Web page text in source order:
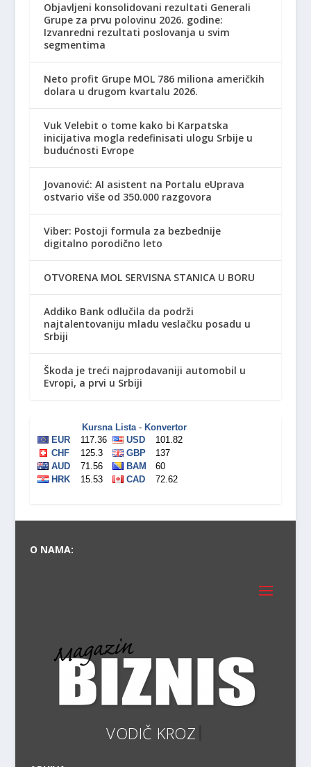
Objavljeni konsolidovani rezultati Generali
Grupe za prvu polovinu 2026. godine:
Izvanredni rezultati poslovanja u svim
segmentima
Neto profit Grupe MOL 786 miliona američkih
dolara u drugom kvartalu 2026.
Vuk Velebit o tome kako bi Karpatska
inicijativa mogla redefinisati ulogu Srbije u
budućnosti Evrope
Jovanović: AI asistent na Portalu eUprava
ostvario više od 350.000 razgovora
Viber: Postoji formula za bezbednije
digitalno porodično leto
OTVORENA MOL SERVISNA STANICA U BORU
Addiko Bank odlučila da podrži
najtalentovaniju mladu veslačku posadu u
Srbiji
Škoda je treći najprodavaniji automobil u
Evropi, a prvi u Srbiji
O NAMA:
V